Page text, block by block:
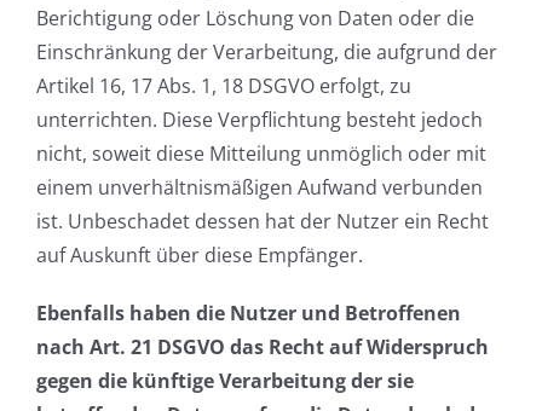
Berichtigung oder Löschung von Daten oder die
Einschränkung der Verarbeitung, die aufgrund der
Artikel 16, 17 Abs. 1, 18 DSGVO erfolgt, zu
unterrichten. Diese Verpflichtung besteht jedoch
nicht, soweit diese Mitteilung unmöglich oder mit
einem unverhältnismäßigen Aufwand verbunden
ist. Unbeschadet dessen hat der Nutzer ein Recht
auf Auskunft über diese Empfänger.
Ebenfalls haben die Nutzer und Betroffenen
nach Art. 21 DSGVO das Recht auf Widerspruch
gegen die künftige Verarbeitung der sie